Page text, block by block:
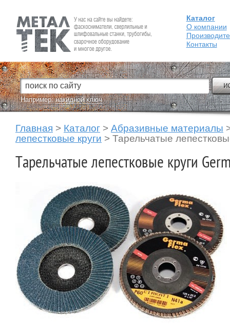
Fein — Профессиональный электроинструмент для обработки
металла.
Каталог
О компании
Контакты
Например:накидной ключ
Главная > Каталог > Абразивные материалы
лепестковые круги > Тарельчатые
Тарельчатые лепестковые круги